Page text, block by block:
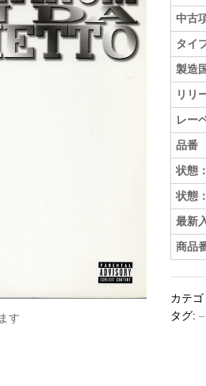
す
中古
タイ
製造
リリ
レー
品番
状態
状態
最新
商品
カテゴ
タグ:–